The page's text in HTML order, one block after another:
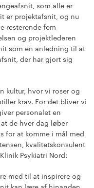
som alle er
er projektafsnit, og nu
resterende fem
og projektlederen
som en anledning til at
der har gjort sig
kultur, hvor vi roser og
krav. For det bliver vi
personalet en
de hver dag løber
for at komme i mål med
kvalitetskonsulent
Psykiatri Nord:
med til at inspirere og